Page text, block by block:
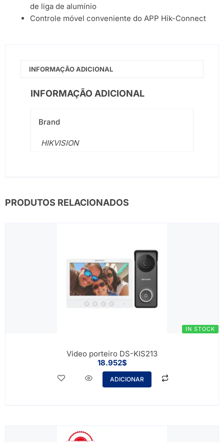
de liga de alumínio
Controle móvel conveniente do APP Hik-Connect
INFORMAÇÃO ADICIONAL
INFORMAÇÃO ADICIONAL
Brand
HIKVISION
PRODUTOS RELACIONADOS
IN STOCK
Vídeo porteiro DS-KIS213
18.952$
ADICIONAR